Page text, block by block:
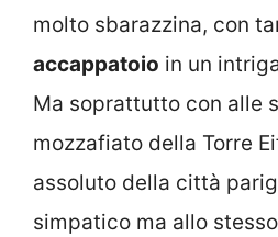
molto sbarazzina, con
accappatoio in un
Ma soprattutto con alle
mozzafiato della Torre
assoluto della città
simpatico ma allo